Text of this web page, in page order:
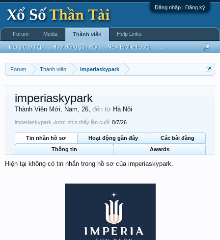
Đăng nhập | Đăng ký
Forum Thành viên imperiaskypark
imperiaskypark
Thành Viên Mới, Nam, 26, đến từ Hà Nội
imperiaskypark được nhìn thấy lần cuối: 8/7/26
Tin nhắn hồ sơ Hoạt động gần đây
Các bài đăng
Thông tin
Awards
Hiện tại không có tin nhắn trong hồ sơ của imperiaskypark.
Forum Media Thành viên
Đang truy cập Hoạt động gần đây New Profile Posts
Help Links